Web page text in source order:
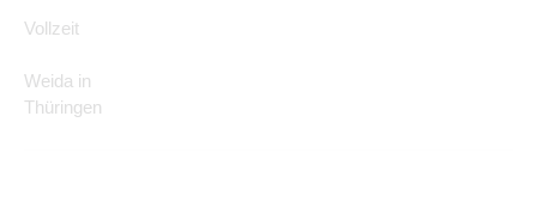
Vollzeit
Weida in
Thüringen